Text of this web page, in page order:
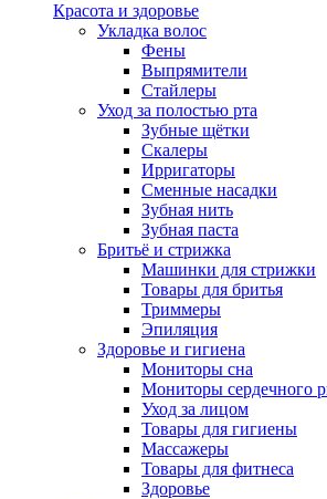
Красота и здоровье
Укладка волос
Фены
Выпрямители
Стайлеры
Уход за полостью рта
Зубные щётки
Скалеры
Ирригаторы
Сменные насадки
Зубная нить
Зубная паста
Бритьё и стрижка
Машинки для стрижки
Товары для бритья
Триммеры
Эпиляция
Здоровье и гигиена
Мониторы сна
Мониторы сердечного
Уход за лицом
Товары для гигиены
Массажеры
Товары для фитнеса
Здоровье